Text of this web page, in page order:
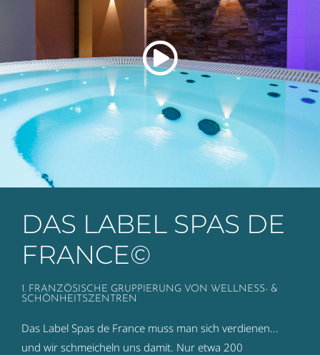
DAS LABEL SPAS DE
FRANCE©
1. FRANZÖSISCHE GRUPPIERUNG VON WELLNESS- &
SCHÖNHEITSZENTREN
Das Label Spas de France muss man sich verdienen...
und wir schmeicheln uns damit. Nur etwa 200